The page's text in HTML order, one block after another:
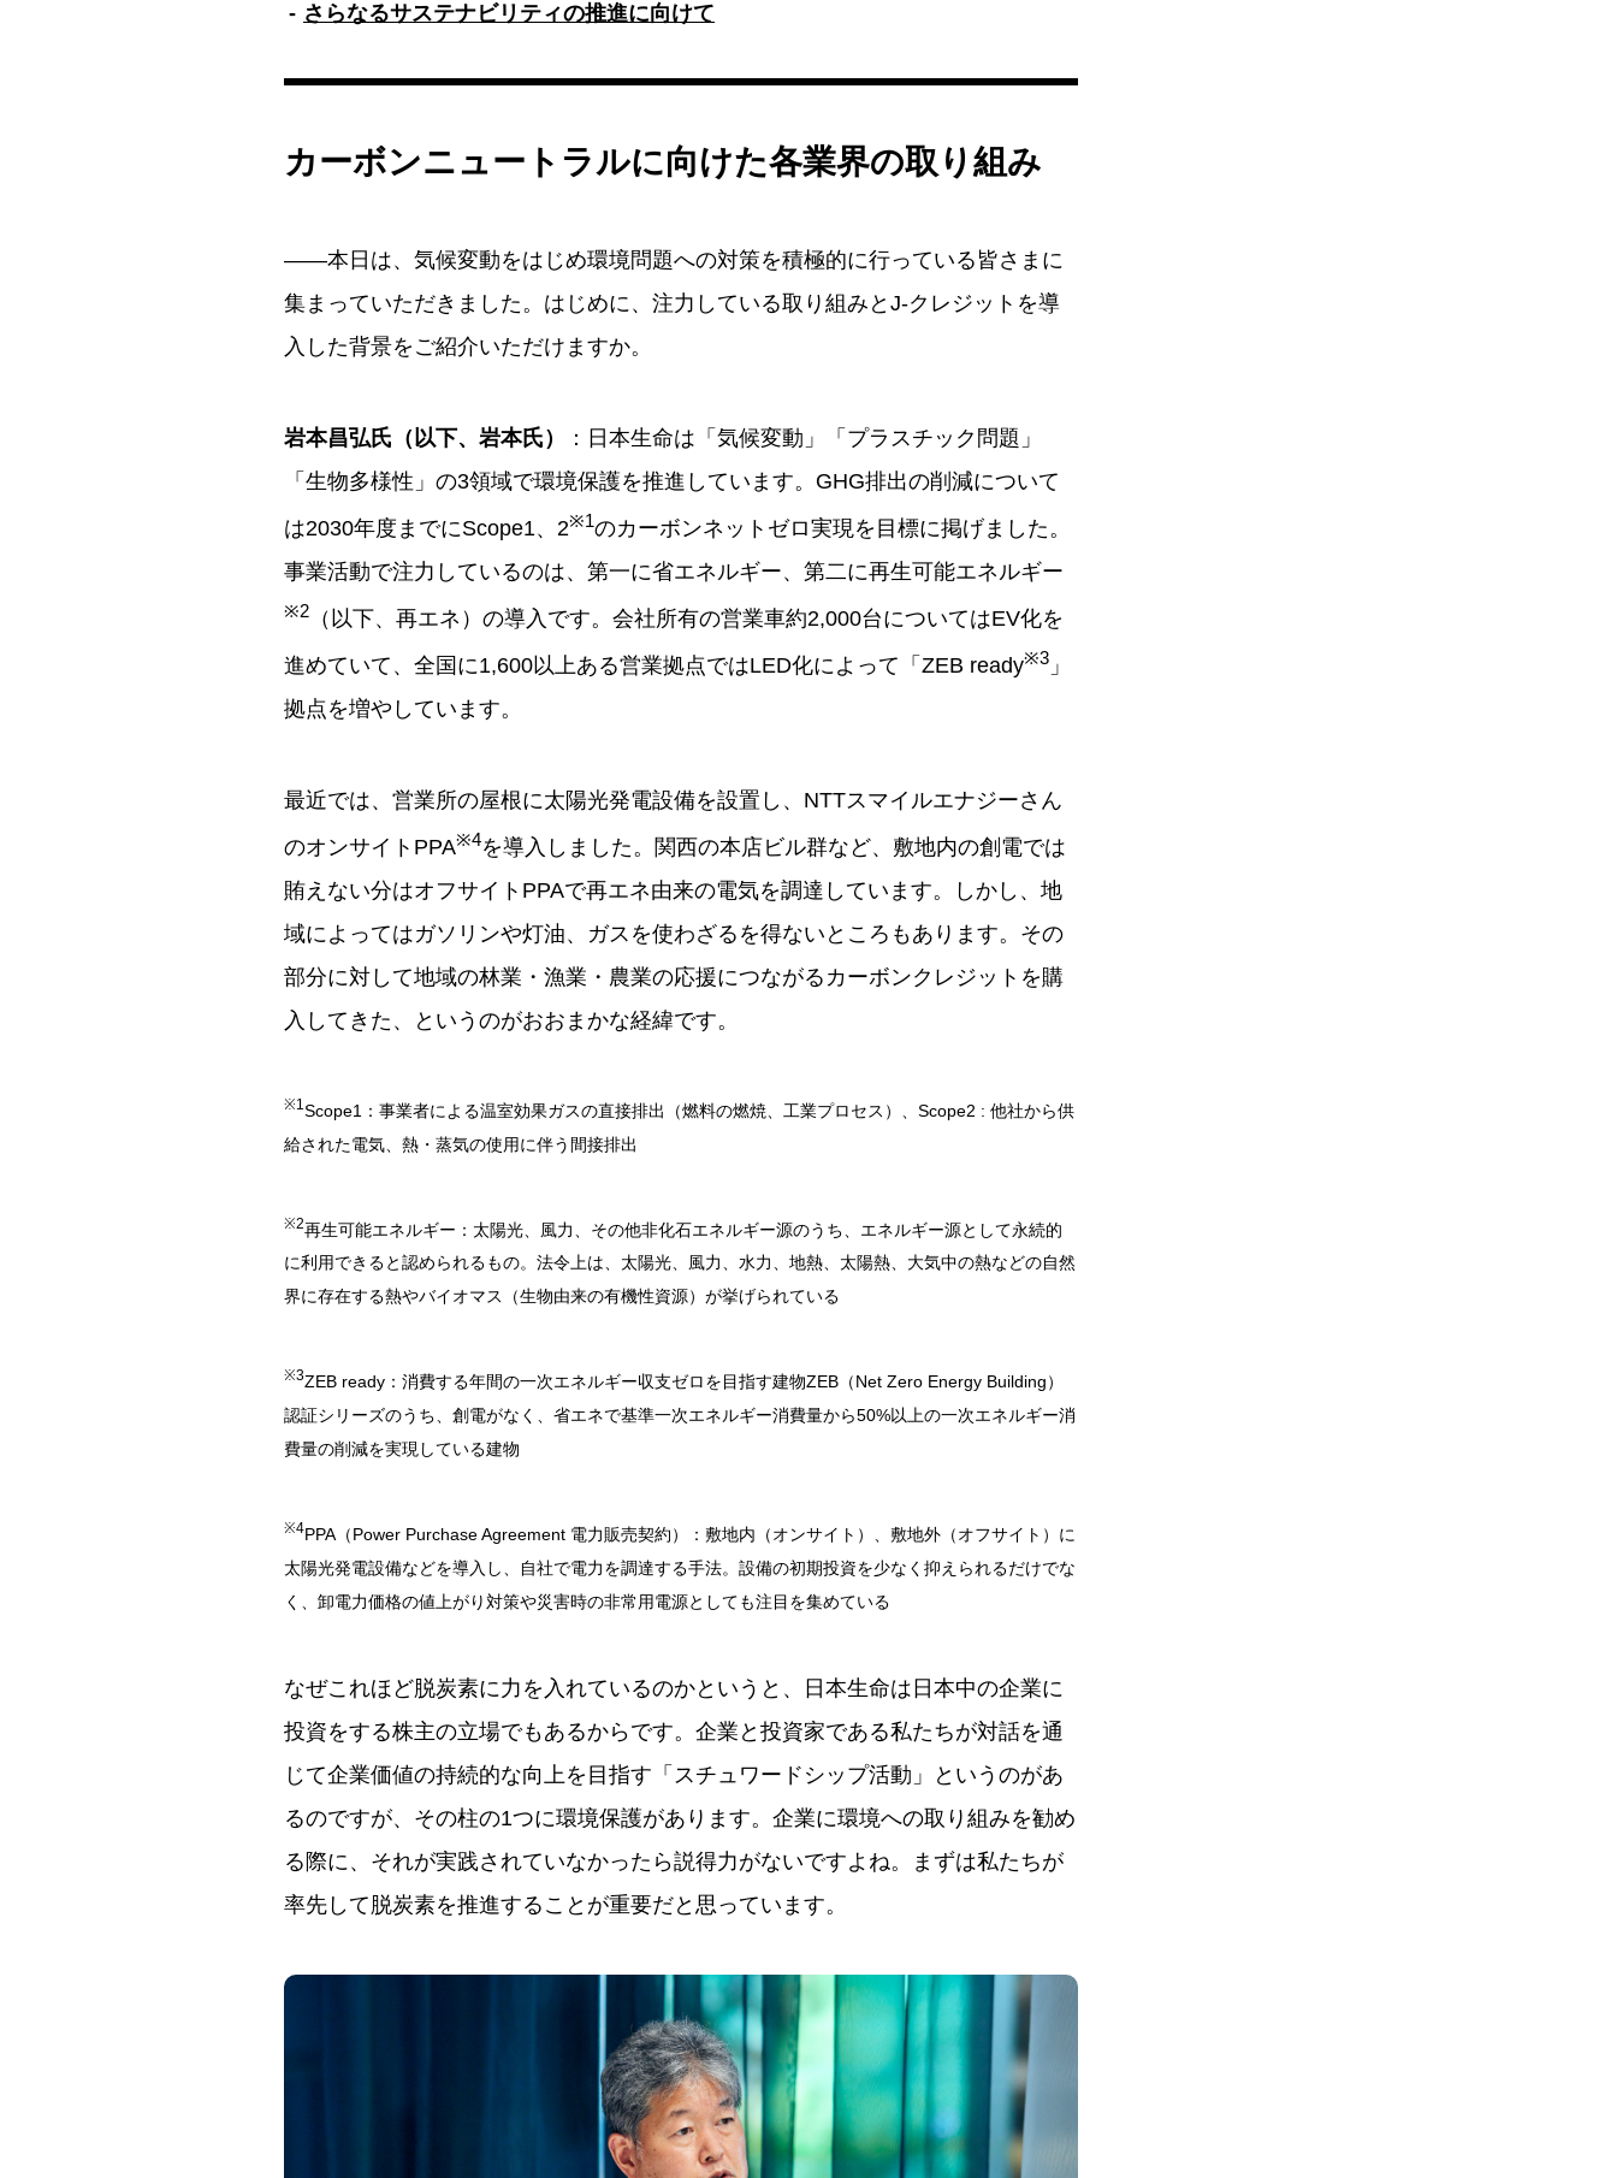
ています。
暖化対策や地域活性化に貢献していく方針を示しています。NTT Comも新たなGX事業の展開を通
※この要約は生成AIをもとに作成しました
さらなるサステナビリティの推進に向けて
カーボンニュートラルに向けた各業界の取り組み
——本日は、気候変動をはじめ環境問題への対策を積極的に行っている皆さまに
集まっていただきました。はじめに、注力している取り組みとJ-クレジットを導
入した背景をご紹介いただけますか。
岩本昌弘氏（以下、岩本氏）
：日本生命は「気候変動」「プラスチック問題」
「生物多様性」の3領域で環境保護を推進しています。GHG排出の削減について
は2030年度までにScope1、2※1のカーボンネットゼロ実現を目標に掲げました。
事業活動で注力しているのは、第一に省エネルギー、第二に再生可能エネルギー
※2 （以下、再エネ）の導入です。会社所有の営業車約2,000台についてはEV化を
進めていて、全国に1,600以上ある営業拠点ではLED化によって「ZEB ready※3 」
拠点を増やしています。
最近では、営業所の屋根に太陽光発電設備を設置し、NTTスマイルエナジーさん
のオンサイトPPA※4を導入しました。関西の本店ビル群など、敷地内の創電では
賄えない分はオフサイトPPAで再エネ由来の電気を調達しています。しかし、地
域によってはガソリンや灯油、ガスを使わざるを得ないところもあります。その
部分に対して地域の林業・漁業・農業の応援につながるカーボンクレジットを購
入してきた、というのがおおまかな経緯です。
※1 Scope1：事業者による温室効果ガスの直接排出（燃料の燃焼、工業プロセス）、Scope2 : 他社から供
給された電気、熱・蒸気の使用に伴う間接排出
※2再生可能エネルギー：太陽光、風力、その他非化石エネルギー源のうち、エネルギー源として永続的
に利用できると認められるもの。法令上は、太陽光、風力、水力、地熱、太陽熱、大気中の熱などの自然
界に存在する熱やバイオマス（生物由来の有機性資源）が挙げられている
※3ZEB ready：消費する年間の一次エネルギー収支ゼロを目指す建物ZEB（Net Zero Energy Building）
認証シリーズのうち、創電がなく、省エネで基準一次エネルギー消費量から50%以上の一次エネルギー消
費量の削減を実現している建物
※4PPA（Power Purchase Agreement 電力販売契約）：敷地内（オンサイト）、敷地外（オフサイト）に
太陽光発電設備などを導入し、自社で電力を調達する手法。設備の初期投資を少なく抑えられるだけでな
く、卸電力価格の値上がり対策や災害時の非常用電源としても注目を集めている
なぜこれほど脱炭素に力を入れているのかというと、日本生命は日本中の企業に
投資をする株主の立場でもあるからです。企業と投資家である私たちが対話を通
じて企業価値の持続的な向上を目指す「スチュワードシップ活動」というのがあ
るのですが、その柱の1つに環境保護があります。企業に環境への取り組みを勧め
る際に、それが実践されていなかったら説得力がないですよね。まずは私たちが
率先して脱炭素を推進することが重要だと思っています。